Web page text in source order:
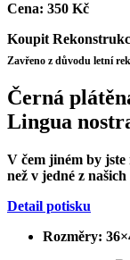
Cena: 350 Kč
Koupit
Zavřeno z důvodu letní
Černá
Lingua
V čem jiném by jste
než v jedné z
Detail potisku
Rozměry: